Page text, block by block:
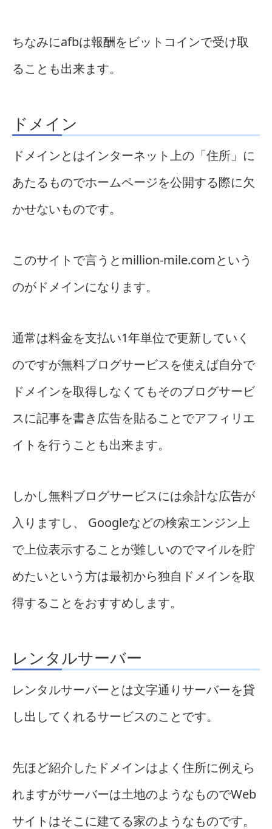
ちなみにafbは報酬をビットコインで受け取
ることも出来ます。
ドメイン
ドメインとはインターネット上の「住所」に
あたるものでホームページを公開する際に欠
かせないものです。
このサイトで言うとmillion-mile.comという
のがドメインになります。
通常は料金を支払い1年単位で更新していく
のですが無料ブログサービスを使えば自分で
ドメインを取得しなくてもそのブログサービ
スに記事を書き広告を貼ることでアフィリエ
イトを行うことも出来ます。
しかし無料ブログサービスには余計な広告が
入りますし、 Googleなどの検索エンジン上
で上位表示することが難しいのでマイルを貯
めたいという方は最初から独自ドメインを取
得することをおすすめします。
レンタルサーバー
レンタルサーバーとは文字通りサーバーを貸
し出してくれるサービスのことです。
先ほど紹介したドメインはよく住所に例えら
れますがサーバーは土地のようなものでWeb
サイトはそこに建てる家のようなものです。